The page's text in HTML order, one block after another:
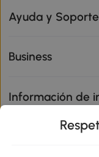
Ayuda y Soporte
Business
Información de